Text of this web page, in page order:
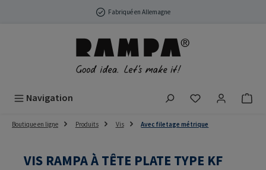
Passer au contenu principalFabriqué en Allemagne
Navigation Vous avez 0
Boutique en ligne Produits Vis Avec filetage métrique
VIS RAMPA À TÊTE PLATE TYPE KF